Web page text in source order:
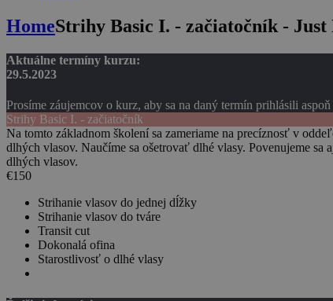
HomeStrihy Basic I. - začiatočník -
Aktuálne termíny kurzu:
29.5.2023
Prosíme záujemcov o kurz, aby sa na daný termín prihlásili
Strihy Basic I. - začiatočník
Na tomto základnom školení sa zameriame na precíznosť v
dlhých vlasov. Naučíme sa ošetrovať dlhé vlasy. Povenujeme
dlhých vlasov.
€150
Strihanie vlasov do jednej dĺžky
Strihanie vlasov do tváre
Transit cut
Dokonalá ofina
Starostlivosť o dlhé vlasy